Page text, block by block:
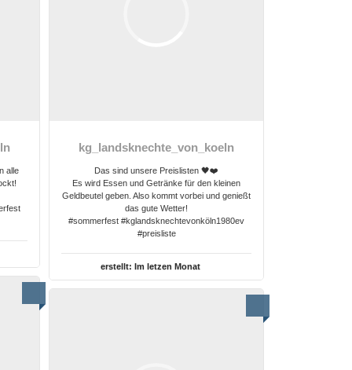
alle
kg_landsknechte_von_koeln
Das sind unsere Preislisten 🖤❤️
Es wird Essen und Getränke für den kleinen
Geldbeutel geben. Also kommt vorbei und genießt
das gute Wetter!
#sommerfest #kglandsknechtevonköln1980ev
#preisliste
erstellt: Im letzen Monat